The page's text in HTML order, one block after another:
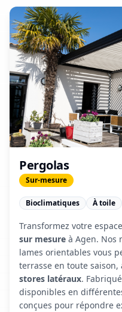
Pergolas
Sur-mesure
Bioclimatiques À toile
Transformez votre
sur mesure à Agen. Nos
lames orientables vous
terrasse en toute saison,
stores latéraux.
disponibles en
conçues pour répondre